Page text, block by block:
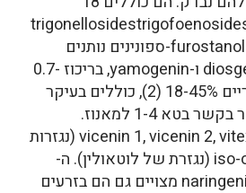
B(1). אחרי הידרוליזה furostanol-ספונינים נותנים
ספוג'נינים בעיקר diosgenin ו-yamogenin, בריכוז 0.7-
1.0% פוליסכרידים ריריים 18-45% (2), כוללים בעיקר
galactomannan קשר בקשר בטא 1-4 למאנוז.
פלבנואידים, כולל, vicenin 1, vicenin 2, vitexin (נגזרות
של אפיגנין) ו-iso-orientin (נגזרת של לוטאולין). ה-
flavonol קוורצטין ו-naringenin מצויים גם הם בזרעים